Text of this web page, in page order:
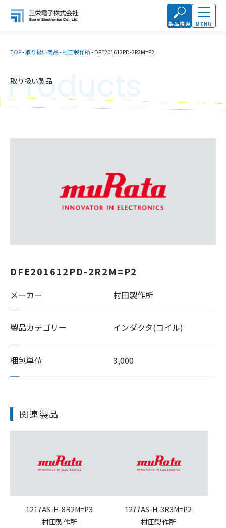
製品検索 MENU
TOP-取り扱い商品-村田製作所-DFE201612PD-2R2M=P2
取り扱い製品
Products
DFE201612PD-2R2M=P2
メーカー 村田製作所
製品カテゴリー インダクタ(コイル)
梱包単位 3,000
関連製品
1217AS-H-8R2M=P3
村田製作所
1277AS-H-3R3M=P2
村田製作所